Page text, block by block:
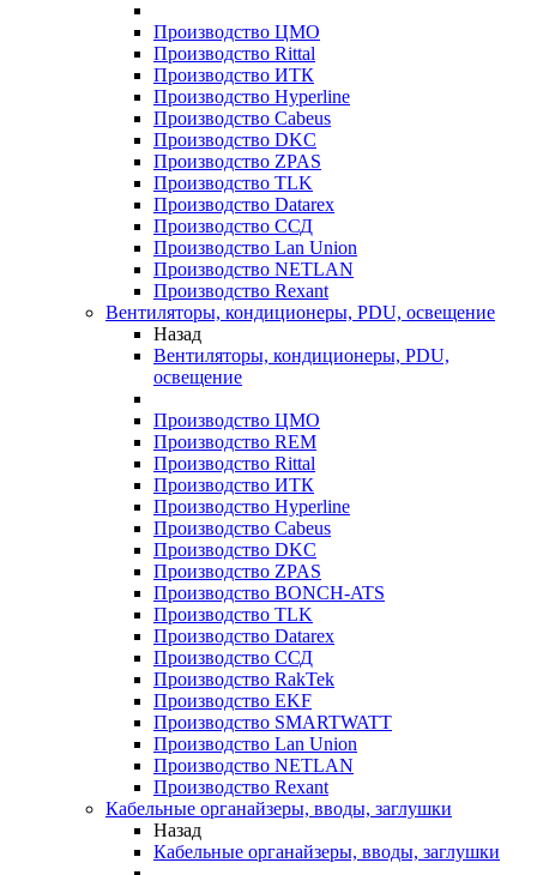
Производство ЦМО
Производство Rittal
Производство ИТК
Производство Hyperline
Производство Cabeus
Производство DKC
Производство ZPAS
Производство TLK
Производство Datarex
Производство ССД
Производство Lan Union
Производство NETLAN
Производство Rexant
Вентиляторы, кондиционеры, PDU, освещение
Назад
Вентиляторы, кондиционеры, PDU,
освещение
Производство ЦМО
Производство REM
Производство Rittal
Производство ИТК
Производство Hyperline
Производство Cabeus
Производство DKC
Производство ZPAS
Производство BONCH-ATS
Производство TLK
Производство Datarex
Производство ССД
Производство RakTek
Производство EKF
Производство SMARTWATT
Производство Lan Union
Производство NETLAN
Производство Rexant
Кабельные органайзеры, вводы, заглушки
Назад
Кабельные органайзеры, вводы, заглушки